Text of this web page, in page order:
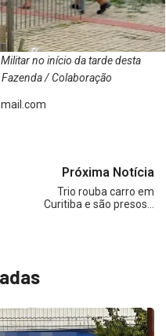
no início da tarde desta
/ Colaboração
Próxima Notícia
Trio rouba carro em
Curitiba e são presos…